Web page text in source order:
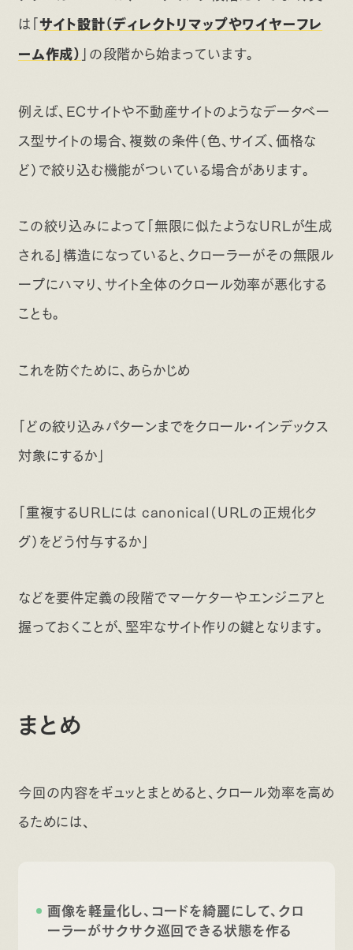
は「サイト設計（ディレクトリマップやワイヤーフレ
ーム作成） 」の段階から始まっています。
例えば、ECサイトや不動産サイトのようなデータベー
ス型サイトの場合、複数の条件（色、サイズ、価格な
ど）で絞り込む機能がついている場合があります。
この絞り込みによって「無限に似たようなURLが生成
される」構造になっていると、クローラーがその無限ル
ープにハマり、サイト全体のクロール効率が悪化する
ことも。
これを防ぐために、あらかじめ
「どの絞り込みパターンまでをクロール・インデックス
対象にするか」
「重複するURLには canonical（URLの正規化タ
グ）をどう付与するか」
などを要件定義の段階でマーケターやエンジニアと
握っておくことが、堅牢なサイト作りの鍵となります。
まとめ
今回の内容をギュッとまとめると、クロール効率を高め
るためには、
画像を軽量化し、コードを綺麗にして、クロ
ーラーがサクサク巡回できる状態を作る